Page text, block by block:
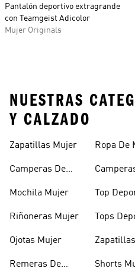
Pantalón deportivo extragrande
con Teamgeist Adicolor
Mujer Originals
NUESTRAS
Y CALZADO
Zapatillas Mujer
Camperas De
Mochila Mujer
Riñoneras Mujer
Ojotas Mujer
Remeras De
Ropa De
Top
Tops
Shorts